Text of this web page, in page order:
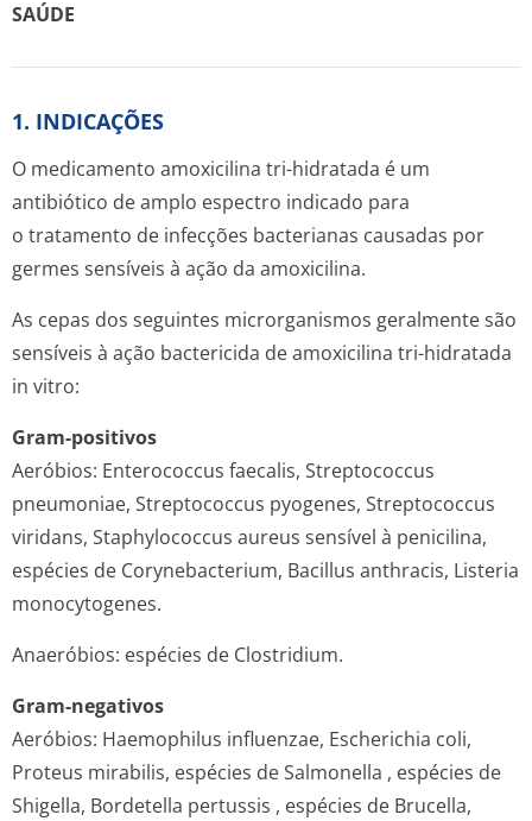
SAÚDE
1. INDICAÇÕES
O medicamento amoxicilina tri-hidratada é um
antibiótico de amplo espectro indicado para
o tratamento de infecções bacterianas causadas por
germes sensíveis à ação da amoxicilina.
As cepas dos seguintes microrganismos geralmente são
sensíveis à ação bactericida de amoxicilina tri-hidratada
in vitro:
Gram-positivos
Aeróbios: Enterococcus faecalis, Streptococcus
pneumoniae, Streptococcus pyogenes, Streptococcus
viridans, Staphylococcus aureus sensível à penicilina,
espécies de Corynebacterium, Bacillus anthracis, Listeria
monocytogenes.
Anaeróbios: espécies de Clostridium.
Gram-negativos
Aeróbios: Haemophilus influenzae, Escherichia coli,
Proteus mirabilis, espécies deSalmonella , espécies de
Shigella, Bordetella pertussis , espécies de Brucella,